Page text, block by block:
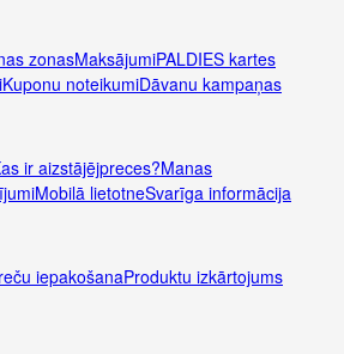
zonasMaksājumiPALDIES kartes
Kuponu noteikumiDāvanu kampaņas
ir aizstājējpreces?Manas
Mobilā lietotneSvarīga informācija
iepakošanaProduktu izkārtojums